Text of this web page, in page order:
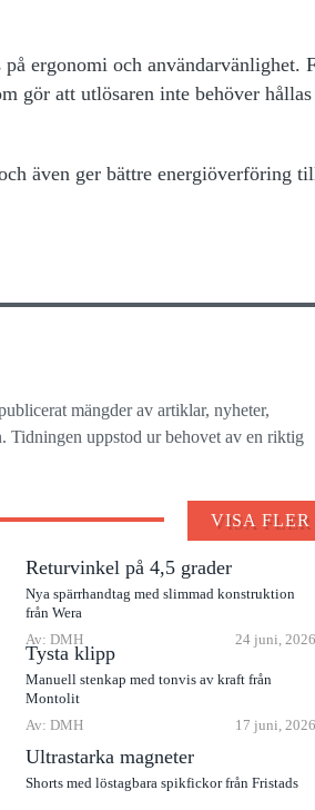
ergonomi och användarvänlighet.
gör att utlösaren inte behöver hållas
även ger bättre energiöverföring
mängder av artiklar, nyheter,
Tidningen uppstod ur behovet av en riktig
VISA FLER
Returvinkel på 4,5 grader
Nya spärrhandtag med slimmad konstruktion
från Wera
Av: DMH
24 juni, 2026
Tysta klipp
Manuell stenkap med tonvis av kraft från
Montolit
Av: DMH
17 juni, 2026
Ultrastarka magneter
Shorts med löstagbara spikfickor från Fristads